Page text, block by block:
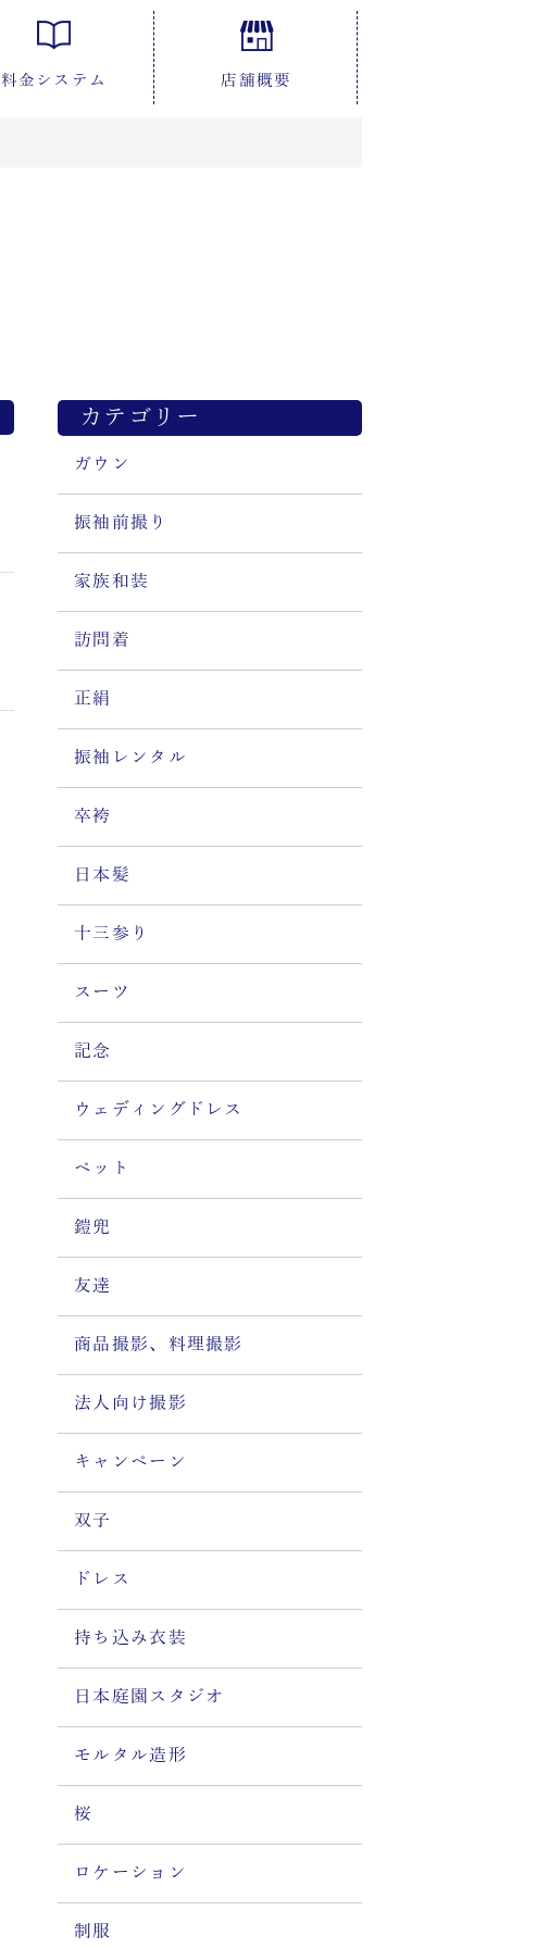
料金システム 店舗概要
カテゴリー
ガウン
振袖前撮り
家族和装
訪問着
正絹
振袖レンタル
卒袴
日本髪
十三参り
スーツ
記念
ウェディングドレス
ペット
鎧兜
友達
商品撮影、料理撮影
法人向け撮影
キャンペーン
双子
ドレス
持ち込み衣装
日本庭園スタジオ
モルタル造形
桜
ロケーション
制服